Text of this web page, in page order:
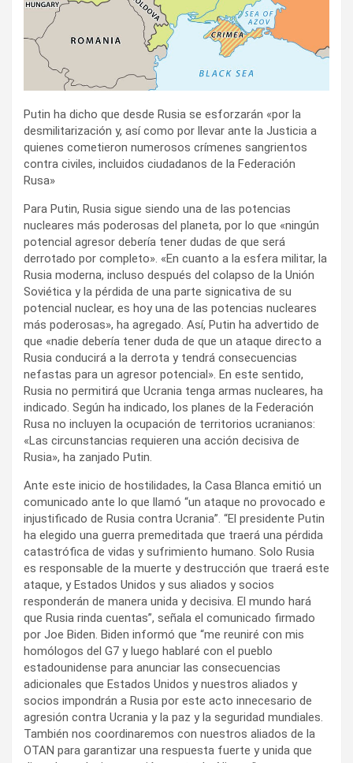
Putin ha dicho que desde Rusia se esforzarán «por la
desmilitarización y, así como por llevar ante la Justicia a
quienes cometieron numerosos crímenes sangrientos
contra civiles, incluidos ciudadanos de la Federación
Rusa»
Para Putin, Rusia sigue siendo una de las potencias
nucleares más poderosas del planeta, por lo que «ningún
potencial agresor debería tener dudas de que será
derrotado por completo». «En cuanto a la esfera militar, la
Rusia moderna, incluso después del colapso de la Unión
Soviética y la pérdida de una parte signicativa de su
potencial nuclear, es hoy una de las potencias nucleares
más poderosas», ha agregado. Así, Putin ha advertido de
que «nadie debería tener duda de que un ataque directo a
Rusia conducirá a la derrota y tendrá consecuencias
nefastas para un agresor potencial». En este sentido,
Rusia no permitirá que Ucrania tenga armas nucleares, ha
indicado. Según ha indicado, los planes de la Federación
Rusa no incluyen la ocupación de territorios ucranianos:
«Las circunstancias requieren una acción decisiva de
Rusia», ha zanjado Putin.
Ante este inicio de hostilidades, la Casa Blanca emitió un
comunicado ante lo que llamó “un ataque no provocado e
injustificado de Rusia contra Ucrania”. “El presidente Putin
ha elegido una guerra premeditada que traerá una pérdida
catastrófica de vidas y sufrimiento humano. Solo Rusia
es responsable de la muerte y destrucción que traerá este
ataque, y Estados Unidos y sus aliados y socios
responderán de manera unida y decisiva. El mundo hará
que Rusia rinda cuentas”, señala el comunicado firmado
por Joe Biden. Biden informó que “me reuniré con mis
homólogos del G7 y luego hablaré con el pueblo
estadounidense para anunciar las consecuencias
adicionales que Estados Unidos y nuestros aliados y
socios impondrán a Rusia por este acto innecesario de
agresión contra Ucrania y la paz y la seguridad mundiales.
También nos coordinaremos con nuestros aliados de la
OTAN para garantizar una respuesta fuerte y unida que